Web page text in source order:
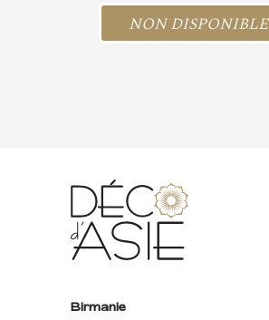
NON DISPONIBLE
Birmanie